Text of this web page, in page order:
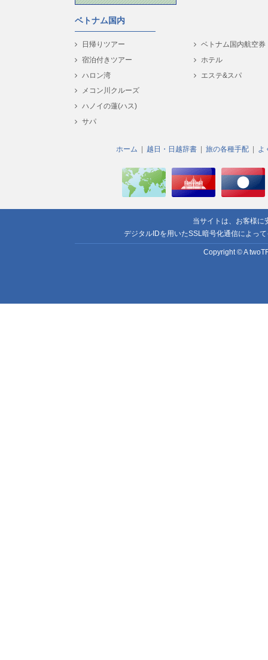
ベトナム国内
日帰りツアー
宿泊付きツアー
ハロン湾
メコン川クルーズ
ハノイの蓮(ハス)
サパ
ベトナム国内航空券
ホテル
エステ&スパ
ホーム 越日・日越辞書 旅の各種手配 よ
当サイトは、お客様に
デジタルIDを用いたSSL暗号化通信によっ
Copyright © A